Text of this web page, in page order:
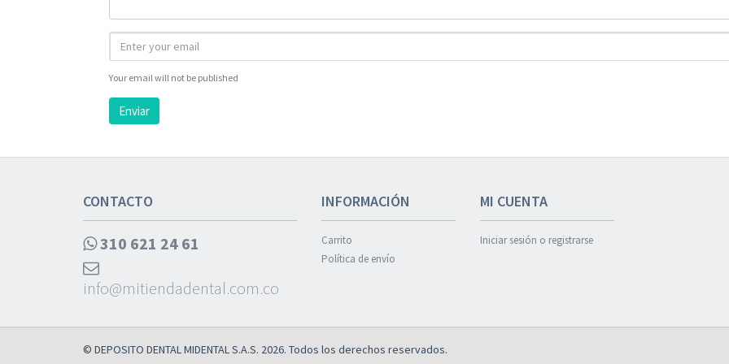
Your email will not be published
Enviar
CONTACTO
310 621 24 61
info@mitiendadental.com.co
INFORMACIÓN
Carrito
Política de envío
MI CUENTA
Iniciar sesión o registrarse
© DEPOSITO DENTAL MIDENTAL S.A.S. 2026. Todos los derechos reservados.